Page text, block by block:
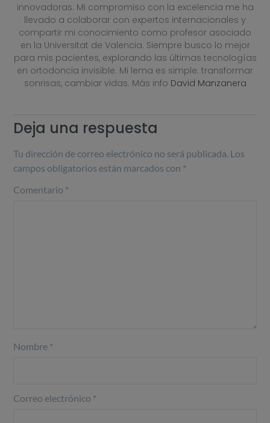
innovadoras. Mi compromiso con la excelencia me ha
llevado a colaborar con expertos internacionales y
compartir mi conocimiento como profesor asociado
en la Universitat de Valencia. Siempre busco lo mejor
para mis pacientes, explorando las últimas tecnologías
en ortodoncia invisible. Mi lema es simple: transformar
sonrisas, cambiar vidas. Más info David Manzanera
Deja una respuesta
Tu dirección de correo electrónico no será publicada. Los
campos obligatorios están marcados con *
Comentario *
Nombre *
Correo electrónico *